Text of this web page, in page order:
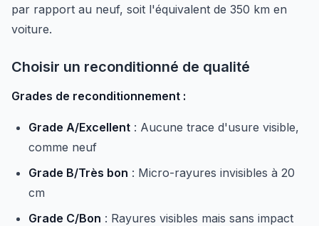
par rapport au neuf, soit l'équivalent de 350 km en
voiture.
Choisir un reconditionné de qualité
Grades de reconditionnement :
Grade A/Excellent : Aucune trace d'usure visible,
comme neuf
Grade B/Très bon : Micro-rayures invisibles à 20
cm
Grade C/Bon : Rayures visibles mais sans impact